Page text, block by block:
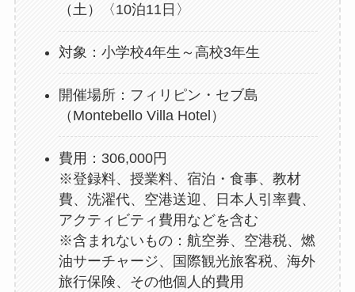
（土）〈10泊11日〉
対象：小学校4年生～高校3年生
開催場所：フィリピン・セブ島
（Montebello Villa Hotel）
費用：306,000円
※登録料、授業料、宿泊・食事、教材
費、洗濯代、空港送迎、日本人引率費、
アクティビティ費用などを含む
※含まれないもの：航空券、空港税、燃
油サーチャージ、国際観光旅客税、海外
旅行保険、その他個人的費用